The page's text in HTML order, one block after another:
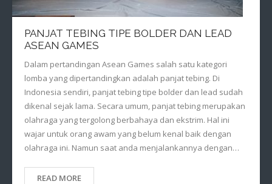
PANJAT TEBING TIPE BOLDER DAN LEAD
ASEAN GAMES
Dalam pertandingan Asean Games salah satu kategori
lomba yang dipertandingkan adalah panjat tebing. Di
Indonesia sendiri, panjat tebing tipe bolder dan lead sudah
dikenal sejak lama. Secara umum, panjat tebing merupakan
olahraga yang tergolong berbahaya dan ekstrim. Hal ini
wajar untuk orang awam yang belum kenal baik dengan
olahraga ini. Namun saat anda menjalankannya dengan…
READ MORE